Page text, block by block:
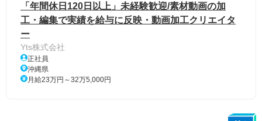
「年間休日120日以上」未経験歓迎/素材動画の加
工・編集で実績を給与に反映・動画加工クリエイタ
ー
Yts株式会社
正社員
沖縄県
月給23万円～32万5,000円